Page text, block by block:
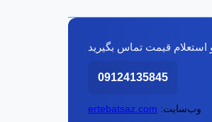
استعلام قیمت تماس بگیرید
09124135845
وب‌سایت: ertebatsaz.com